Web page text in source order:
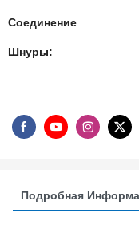
Соединение
Шнуры:
Подробная